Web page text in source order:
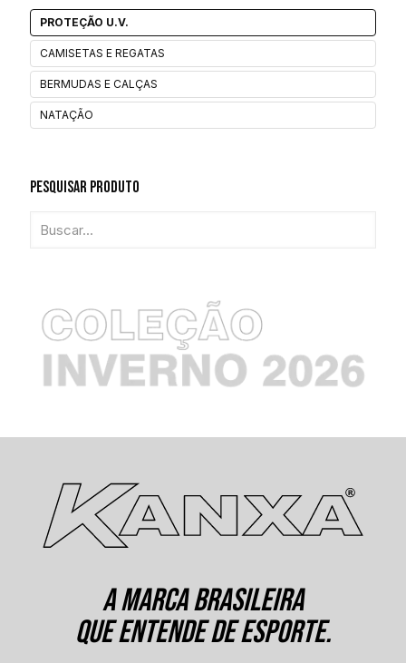
PROTEÇÃO U.V.
CAMISETAS E REGATAS
BERMUDAS E CALÇAS
NATAÇÃO
Pesquisar Produto
A MARCA BRASILEIRA
QUE ENTENDE DE ESPORTE.